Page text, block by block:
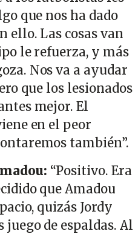
que nos ha dado
ello. Las cosas van
le refuerza, y más
Nos va a ayudar
que los lesionados
mejor. El
en el peor
también”.
“Positivo. Era
que Amadou
quizás Jordy
juego de espaldas. Al